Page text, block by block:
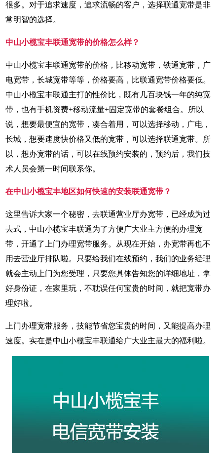
很多。对于追求速度，追求流畅的客户，选择联通宽带是非
常明智的选择。
中山小榄宝丰联通宽带的价格怎么样？
中山小榄宝丰联通宽带的价格，比移动宽带，铁通宽带，广
电宽带，长城宽带等等，价格要高，比联通宽带价格要低。
中山小榄宝丰联通主打的性价比，既有几百块钱一年的纯宽
带，也有手机资费+移动流量+固定宽带的套餐组合。所以
说，想要最便宜的宽带，凑合着用，可以选择移动，广电，
长城，想要速度快价格又低的宽带，可以选择联通宽带。所
以，想办宽带的话，可以在线预约安装的，预约后，我们技
术人员会第一时间联系你。
在中山小榄宝丰地区如何快速的安装联通宽带？
这里告诉大家一个秘密，去联通营业厅办宽带，已经成为过
去式，中山小榄宝丰联通为了方便广大业主方便的办理宽
带，开通了上门办理宽带服务。从现在开始，办宽带再也不
用去营业厅排队啦。只要给我们在线预约，我们的业务经理
就会主动上门为您受理，只要您具体告知您的详细地址，拿
好身份证，在家里玩，不耽误任何宝贵的时间，就把宽带办
理好啦。
上门办理宽带服务，技能节省您宝贵的时间，又能提高办理
速度。实在是中山小榄宝丰联通给广大业主最大的福利啦。